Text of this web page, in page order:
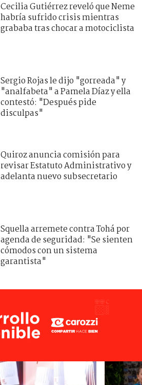
Cecilia Gutiérrez reveló que Neme
habría sufrido crisis mientras
grababa tras chocar a motociclista
Sergio Rojas le dijo "gorreada" y
"analfabeta" a Pamela Díaz y ella
contestó: "Después pide
disculpas"
Quiroz anuncia comisión para
revisar Estatuto Administrativo y
adelanta nuevo subsecretario
Squella arremete contra Tohá por
agenda de seguridad: "Se sienten
cómodos con un sistema
garantista"